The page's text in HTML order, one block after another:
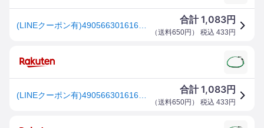
合計1,083円
（送料650円 ） 税込 433 円
合計1,083円
（送料650円 ） 税込 433 円